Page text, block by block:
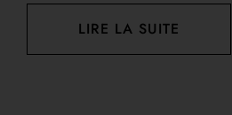
LIRE LA SUITE